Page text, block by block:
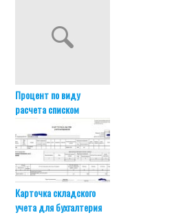
Процент по виду
расчета списком
Карточка складского
учета для бухгалтерия